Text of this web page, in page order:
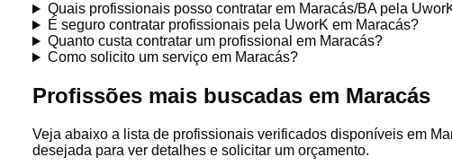
Quais profissionais posso contratar em Maracás/BA pela
É seguro contratar profissionais pela UworK em Maracás?
Quanto custa contratar um profissional em Maracás?
Como solicito um serviço em Maracás?
Profissões mais buscadas em Maracás
Veja abaixo a lista de profissionais verificados disponíveis em
desejada para ver detalhes e solicitar um orçamento.